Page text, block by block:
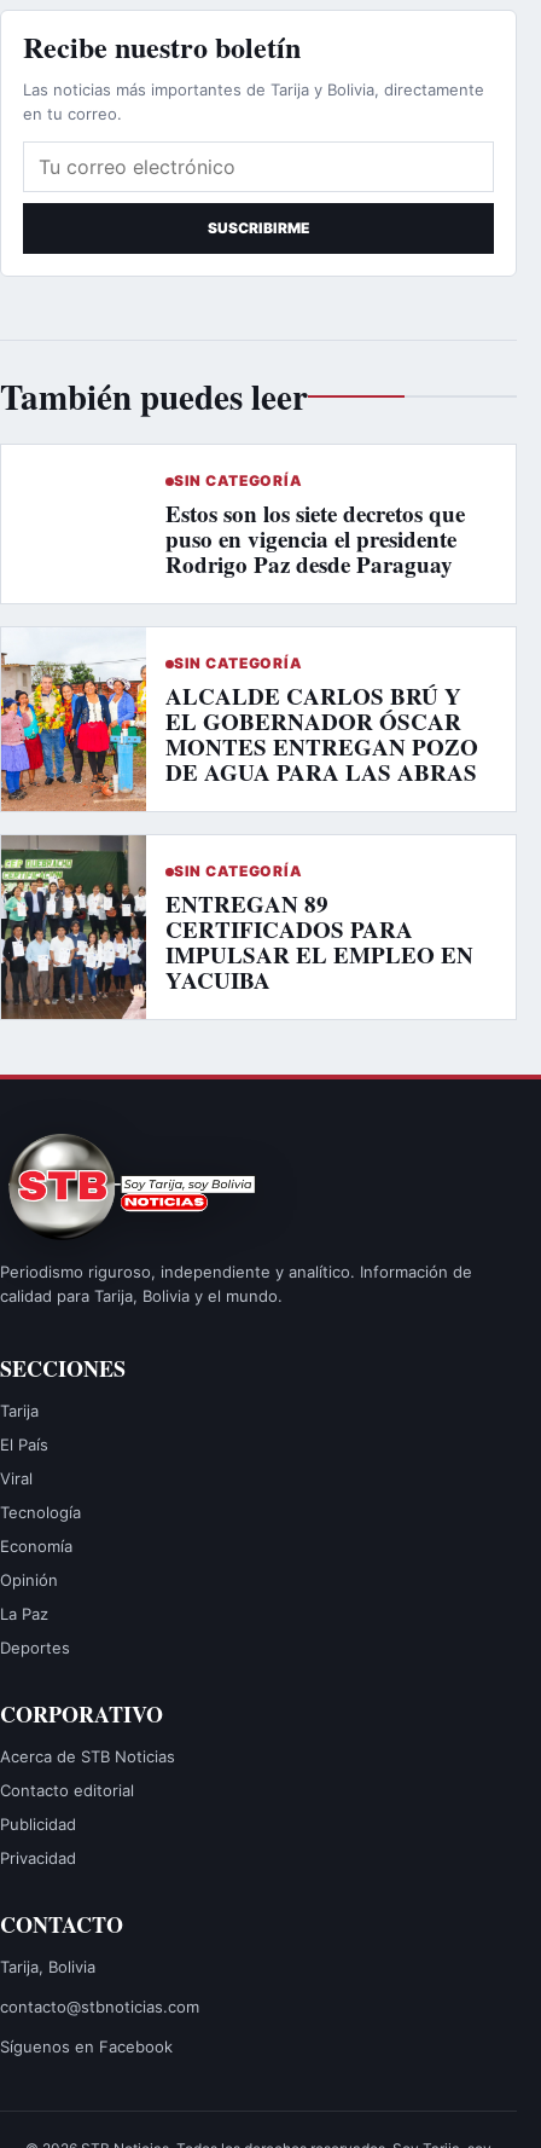
Recibe nuestro boletín
Las noticias más importantes de Tarija y Bolivia, directamente
en tu correo.
Correo electrónico
SUSCRIBIRME
También puedes leer
SIN CATEGORÍA
Estos son los siete decretos que
puso en vigencia el presidente
Rodrigo Paz desde Paraguay
SIN CATEGORÍA
ALCALDE CARLOS BRÚ Y
EL GOBERNADOR ÓSCAR
MONTES ENTREGAN POZO
DE AGUA PARA LAS ABRAS
SIN CATEGORÍA
ENTREGAN 89
CERTIFICADOS PARA
IMPULSAR EL EMPLEO EN
YACUIBA
Periodismo riguroso, independiente y analítico. Información de
calidad para Tarija, Bolivia y el mundo.
SECCIONES
Tarija
El País
Viral
Tecnología
Economía
Opinión
La Paz
Deportes
CORPORATIVO
Acerca de STB Noticias
Contacto editorial
Publicidad
Privacidad
CONTACTO
Tarija, Bolivia
contacto@stbnoticias.com
Síguenos en Facebook